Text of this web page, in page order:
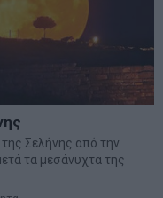
Σελήνης από την
τα μεσάνυχτα της